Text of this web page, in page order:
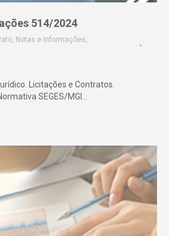
514/2024
, Notas e Informações,
Licitações e Contratos.
SEGES/MGI…